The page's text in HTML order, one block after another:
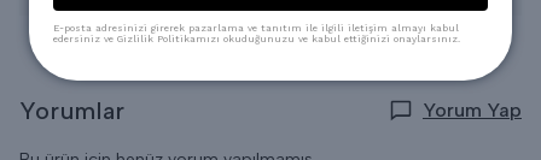
Yorumlar Yorum Yap
E-posta adresinizi girerek pazarlama ve tanıtım ile ilgili iletişim almayı kabul
edersiniz ve Gizlilik Politikamızı okuduğunuzu ve kabul ettiğinizi onaylarsınız.